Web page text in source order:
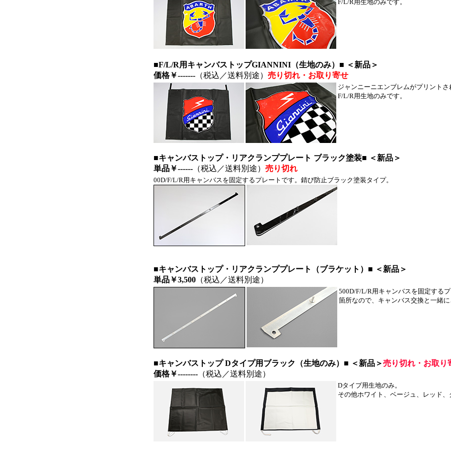
F/L/R用生地のみです。
■F/L/R用キャンバストップGIANNINI（生地のみ）■ ＜新品＞
価格￥-------（税込／送料別途） 売り切れ・お取り寄せ
ジャンニーニエンブレムがプリントさ
F/L/R用生地のみです。
■キャンバストップ・リアクランププレート ブラック塗装■ ＜新品＞
単品￥------（税込／送料別途） 売り切れ
00D/F/L/R用キャンバスを固定するプレートです。錆び防止ブラック塗装タイプ。
■キャンバストップ・リアクランププレート（ブラケット）■ ＜新品＞
単品￥3,500（税込／送料別途）
500D/F/L/R用キャンバスを固定する
箇所なので、キャンバス交換と一緒に
■キャンバストップ Dタイプ用ブラック（生地のみ）■ ＜新品＞売り切れ・お取り
価格￥--------（税込／送料別途）
Dタイプ用生地のみ。
その他ホワイト、ベージュ、レッド、